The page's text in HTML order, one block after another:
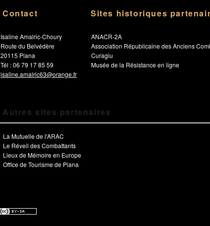
Contact
Isaline Amalric-Choury
Route du Belvédère
20115 Piana
Tél : 06 79 17 85 59
isaline.amalric63@orange.fr
Sites historiques
ANACR-2A
Association Républicaine des Anciens
Curagiu
Musée de la Résistance en ligne
Autres sites partenaires
La Mutuelle de l'ARAC
Le Réveil des Combattants
Lieux de Mémoire en Europe
Office de Tourisme de Piana